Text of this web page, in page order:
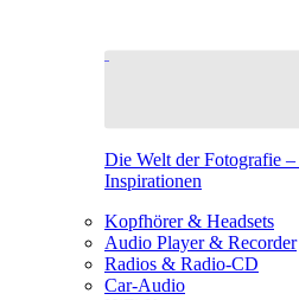
Die Welt der Fotografie
Inspirationen
Kopfhörer & Headsets
Audio Player & Recorder
Radios & Radio-CD
Car-Audio